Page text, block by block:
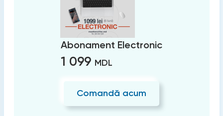
Abonament Electronic
1 099 MDL
Comandă acum